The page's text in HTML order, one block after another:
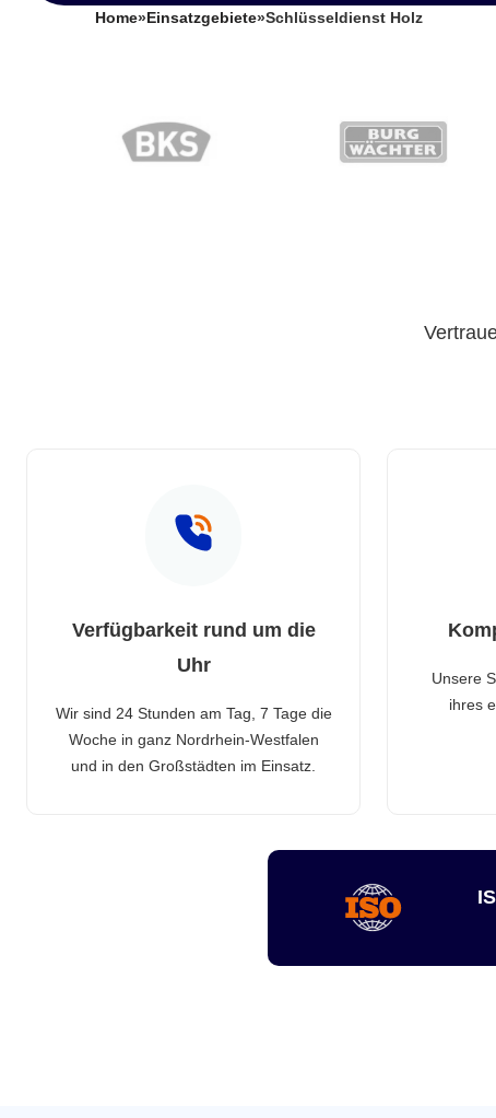
Home» Einsatzgebiete»Schlüsseldienst Holz
Verfügbarkeit rund um die
Uhr
Wir sind 24 Stunden am Tag, 7 Tage die
Woche in ganz Nordrhein-Westfalen
und in den Großstädten im Einsatz.
Unsere
ihres